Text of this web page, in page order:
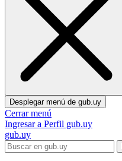
Desplegar menú de gub.uy
Cerrar menú
Ingresar a Perfil gub.uy
gub.uy